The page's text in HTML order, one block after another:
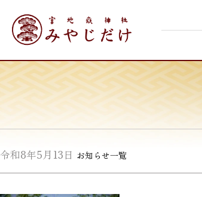
content
令和8年5月13日 お知らせ一覧